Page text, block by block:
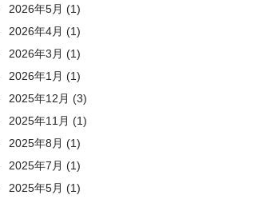
2026年5月 (1)
2026年4月 (1)
2026年3月 (1)
2026年1月 (1)
2025年12月 (3)
2025年11月 (1)
2025年8月 (1)
2025年7月 (1)
2025年5月 (1)